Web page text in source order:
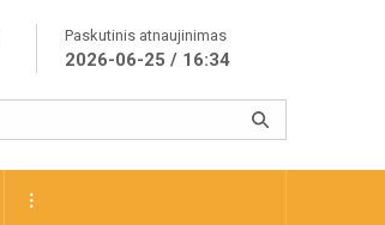
Paskutinis atnaujinimas
2026-06-25 / 16:34